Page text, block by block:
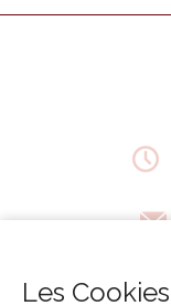
Les Cookies